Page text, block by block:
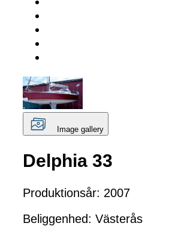
Image gallery
Delphia 33
Produktionsår: 2007
Beliggenhed: Västerås